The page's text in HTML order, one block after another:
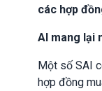
các hợp
AI mang lại
Một số SAI
hợp đồng